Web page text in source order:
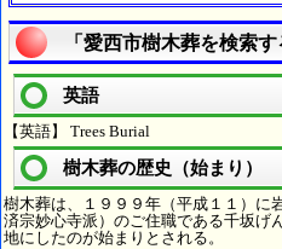
「愛西市樹木葬を検索
英語
【英語】 Trees Burial
樹木葬の歴史（始まり）
樹木葬は、１９９９年（平成１１）に
済宗妙心寺派）のご住職である千坂げ
地にしたのが始まりとされる。